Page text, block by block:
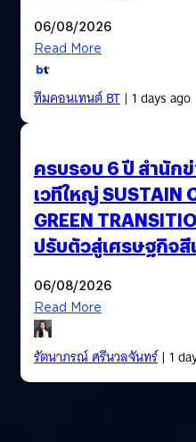
06/08/2026
Read More
ทีมคอนเทนต์ BT| 1 days ago
ครบรอบ 6 ปี สำนักข่
เวทีใหญ่ SUSTAIN
GREEN
ปรับตัวสู่เศรษฐกิจสี
06/08/2026
Read More
รัตนาภรณ์ ศรีนวลจันทร์| 1